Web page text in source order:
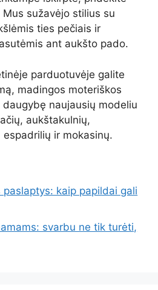
sužavėjo stilius su
ties pečiais ir
ant aukšto pado.
parduotuvėje galite
madingos moteriškos
naujausių modeliu
aukštakulnių,
ir mokasinų.
kaip papildai gali
svarbu ne tik turėti,